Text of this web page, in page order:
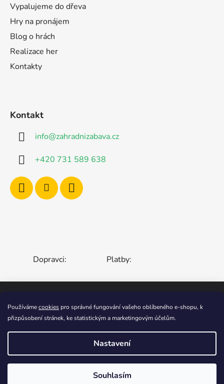
Používámecookies pro správné fungování vašeho oblíbeného e-shopu, k
přizpůsobení stránek, ke statistickým a marketingovým účelům.
Nastavení
Souhlasím
Vypalujeme do dřeva
Hry na pronájem
Blog o hrách
Realizace her
Kontakty
Kontakt
info@zahradnizabava.cz
+420 731 589 638
Dopravci: Platby:
ČESKÁ REPUBLIKA
SLOVENSKO
MAĎARSKO
RUMUNSKO
POLSKO
EVROPSKÁ UNIE
Vytvořil Shoptet
Copyright 2006-2026STOA-Zahradní Zábava